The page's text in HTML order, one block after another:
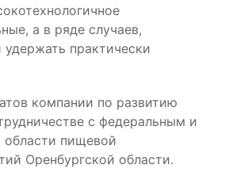
а в ряде случаев,
практически
компании по развитию
с федеральным и
области пищевой
Оренбургской области.